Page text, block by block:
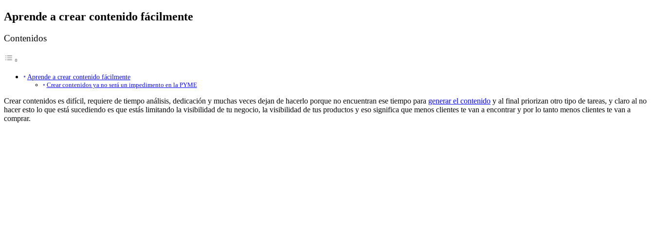
Aprende a crear contenido fácilmente
Contenidos
Aprende a crear contenido fácilmente
Crear contenidos ya no será un impedimento en la PYME
Crear contenidos es difícil, requiere de tiempo análisis, dedicación y muchas veces dejan de hacerlo porque no encuentran ese tiempo para generar el contenido y al final priorizan otro tipo de tareas, y claro al no
hacer esto lo que está sucediendo es que estás limitando la visibilidad de tu negocio, la visibilidad de tus productos y eso significa que menos clientes te van a encontrar y por lo tanto menos clientes te van a
comprar.